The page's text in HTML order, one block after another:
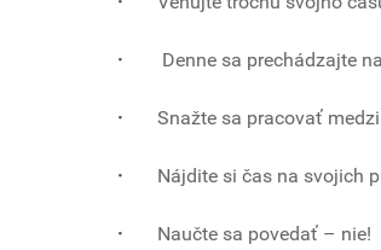
· Denne sa prechádzajte
· Snažte sa pracovať
· Nájdite si čas na svojich
· Naučte sa povedať – nie!